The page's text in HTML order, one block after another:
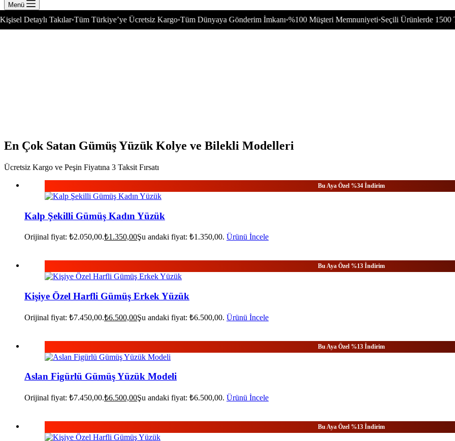
Menü
Takılar•Tüm Türkiye’ye Ücretsiz Kargo•Tüm Dünyaya Gönderim İmkanı•%100 Müşteri Memnuniyeti•Seçili Ürünlerde 1500 TL’ye
En Çok Satan Gümüş Yüzük Kolye ve Bilekli Modelleri
Ücretsiz Kargo ve Peşin Fiyatına 3 Taksit Fırsatı
Bu Aya Özel %34 İndirim
Kalp Şekilli Gümüş Kadın Yüzük
Orijinal fiyat: ₺2.050,00.₺1.350,00Şu andaki fiyat: ₺1.350,00. Ürünü İncele
Bu Aya Özel %13 İndirim
Kişiye Özel Harfli Gümüş Erkek Yüzük
Orijinal fiyat: ₺7.450,00.₺6.500,00Şu andaki fiyat: ₺6.500,00. Ürünü İncele
Bu Aya Özel %13 İndirim
Aslan Figürlü Gümüş Yüzük Modeli
Orijinal fiyat: ₺7.450,00.₺6.500,00Şu andaki fiyat: ₺6.500,00. Ürünü İncele
Bu Aya Özel %13 İndirim